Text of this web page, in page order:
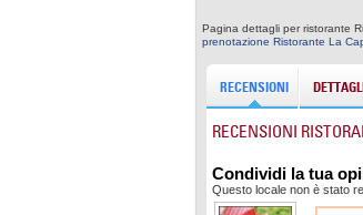
Pagina dettagli per ristorante
prenotazione Ristorante La
RECENSIONI
RECENSIONI
Condividi la tua
Questo locale non è stato